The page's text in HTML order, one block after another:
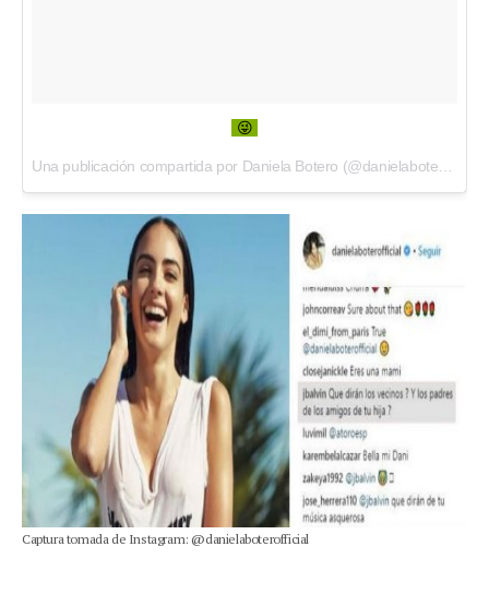
😜
Una publicación compartida por Daniela Botero (@danielaboterofficial) el
Captura tomada de Instagram: @danielaboterofficial